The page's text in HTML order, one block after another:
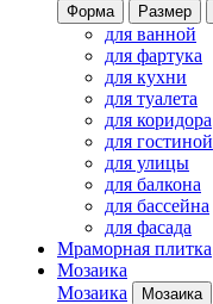
Форма
Размер
для ванной
для фартука
для кухни
для туалета
для коридора
для гостиной
для улицы
для балкона
для бассейна
для фасада
Мраморная плитка
Мозаика
Мозаика
Мозаика